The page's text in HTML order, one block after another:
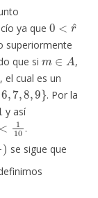
ya que
0 ^
superiormente
que si
m∈A
,
, el cual es un
,7,8,9}
. Por la
y así
110
.
se sigue que